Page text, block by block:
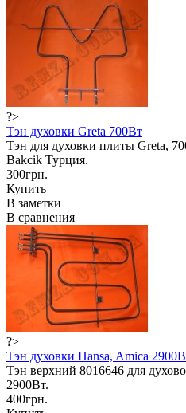
?>
Тэн духовки Greta 700Вт
Тэн для духовки плиты Greta,
Bakcik Турция.
300грн.
Купить
В заметки
В сравнения
?>
Тэн духовки Hansa, Amica
Тэн верхний 8016646 для
2900Вт.
400грн.